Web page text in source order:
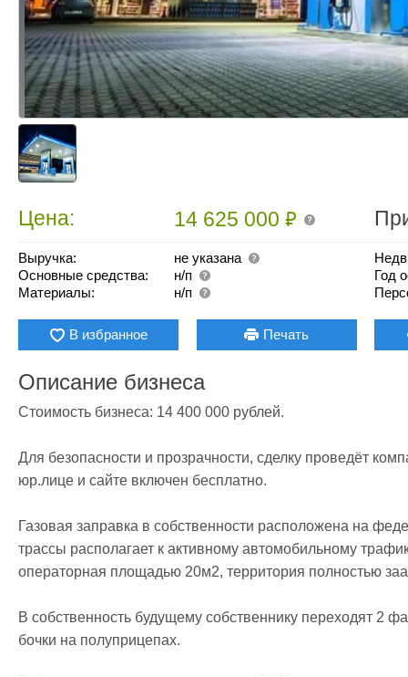
Цена: 14 625 000₽
Выручка:
не указана
Основные средства:
н/п
Материалы:
н/п
Год
В избранное Печать
Описание бизнеса
Стоимость бизнеса: 14 400 000 рублей.
Для безопасности и прозрачности, сделку проведёт
юр.лице и сайте включен бесплатно.
Газовая заправка в собственности расположена на
трассы располагает к активному автомобильному
операторная площадью 20м2, территория полностью
В собственность будущему собственнику переходят 2
бочки на полуприцепах.